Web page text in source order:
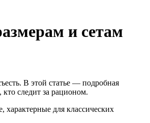
и сетам
В этой статье — подробная
следит за рационом.
для классических